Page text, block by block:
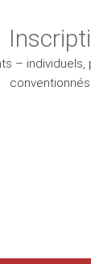
–
conventionnés